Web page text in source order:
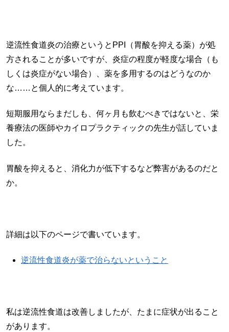
逆流性食道炎の治療というとPPI（胃酸を抑える薬）が処
方されることが多いですが、炎症の程度が軽度な場合（も
しくは炎症がない場合）、薬を多用するのはどうなのか
な……と個人的に考えています。
短期服用ならまだしも、何ヶ月も飲むべきではないと、栄
養療法の医師やカイロプラクティックの先生が話していま
した。
胃酸を抑えると、消化力が低下するなど弊害があるのだと
か。
詳細は以下のページで書いています。
逆流性食道炎が薬で治らないということ
私は逆流性食道は改善しましたが、たまに症状が出ること
があります。